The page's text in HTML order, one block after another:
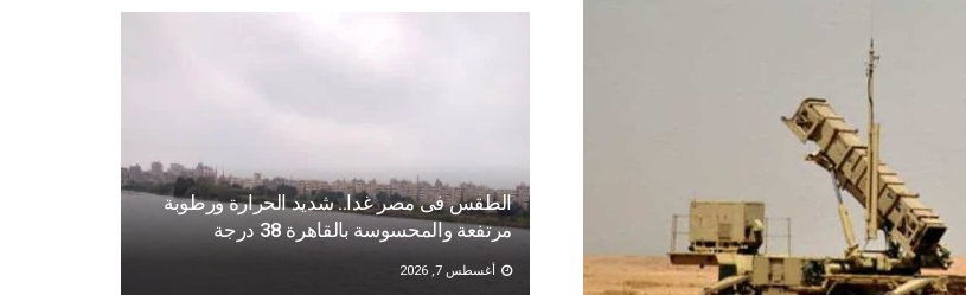
الطقس فى مصر غدا.. شديد الحرارة ورطوبة
مرتفعة والمحسوسة بالقاهرة 38 درجة
أغسطس 7, 2026